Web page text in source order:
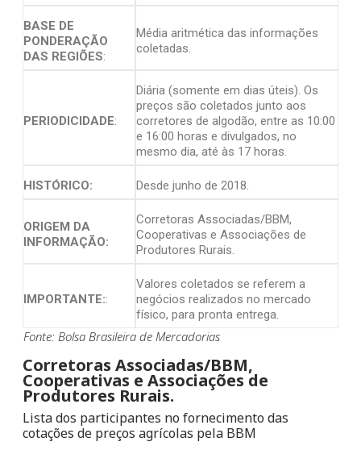
BASE DE
PONDERAÇÃO
DAS REGIÕES:
Média aritmética das informações
coletadas.
PERIODICIDADE:
Diária (somente em dias úteis). Os
preços são coletados junto aos
corretores de algodão, entre as 10:00
e 16:00 horas e divulgados, no
mesmo dia, até às 17 horas.
HISTÓRICO: Desde junho de 2018.
ORIGEM DA
INFORMAÇÃO:
Corretoras Associadas/BBM,
Cooperativas e Associações de
Produtores Rurais.
IMPORTANTE::
Valores coletados se referem a
negócios realizados no mercado
físico, para pronta entrega.
Fonte: Bolsa Brasileira de Mercadorias
Corretoras Associadas/BBM,
Cooperativas e Associações de
Produtores Rurais.
Lista dos participantes no fornecimento das
cotações de preços agrícolas pela BBM